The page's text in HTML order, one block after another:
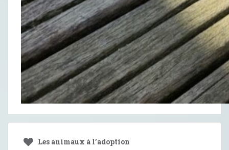
Les animaux à l’adoption